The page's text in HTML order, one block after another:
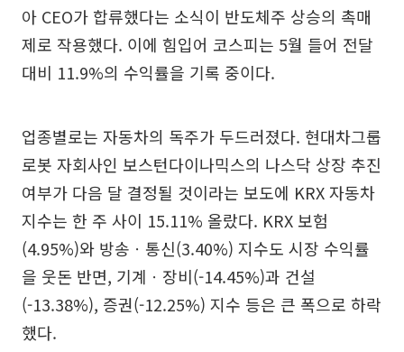
아 CEO가 합류했다는 소식이 반도체주 상승의 촉매
제로 작용했다. 이에 힘입어 코스피는 5월 들어 전달
대비 11.9%의 수익률을 기록 중이다.
업종별로는 자동차의 독주가 두드러졌다. 현대차그룹
로봇 자회사인 보스턴다이나믹스의 나스닥 상장 추진
여부가 다음 달 결정될 것이라는 보도에 KRX 자동차
지수는 한 주 사이 15.11% 올랐다. KRX 보험
(4.95%)와 방송ㆍ통신(3.40%) 지수도 시장 수익률
을 웃돈 반면, 기계ㆍ장비(-14.45%)과 건설
(-13.38%), 증권(-12.25%) 지수 등은 큰 폭으로 하락
했다.